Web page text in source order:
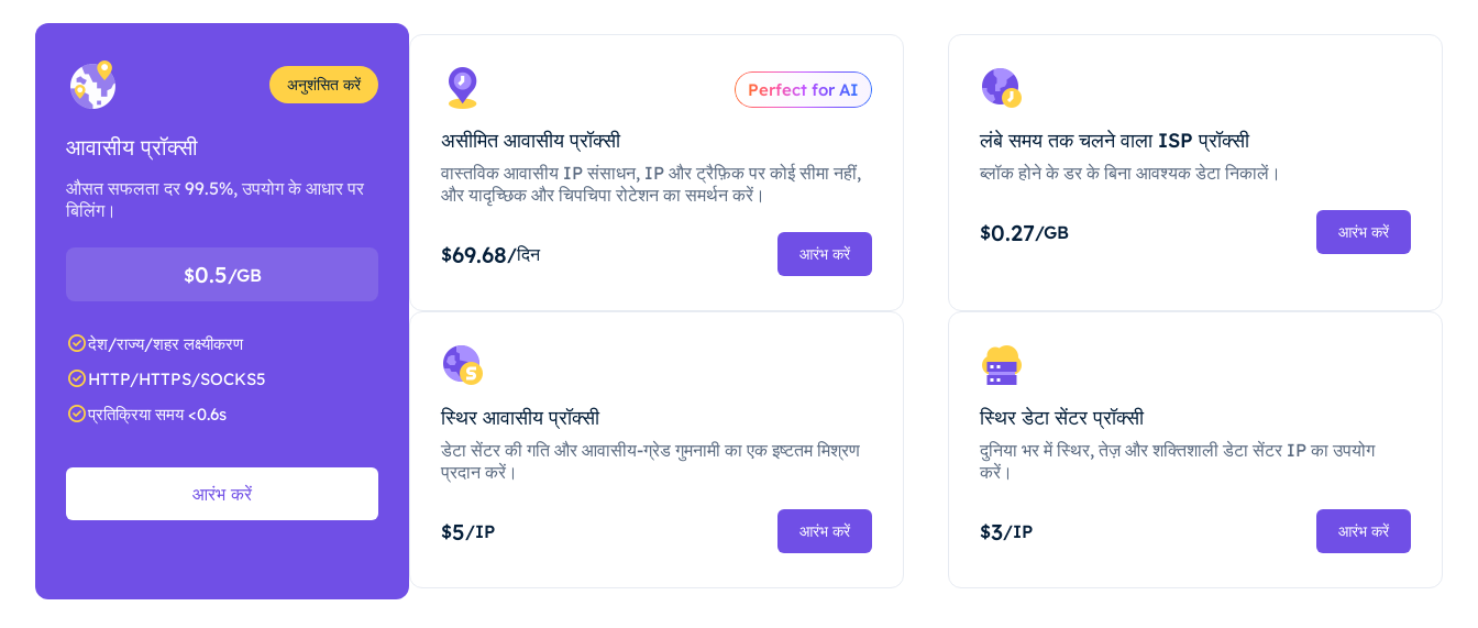
अनुशंसित करें
आवासीय प्रॉक्सी
औसत सफलता दर 99.5%, उपयोग के आधार पर
बिलिंग।
$0.5/GB
देश/राज्य/शहर लक्ष्यीकरण
HTTP/HTTPS/SOCKS5
प्रतिक्रिया समय <0.6s
आरंभ करें
Perfect for AI
असीमित आवासीय प्रॉक्सी
वास्तविक आवासीय IP संसाधन, IP और ट्रैफ़िक पर कोई सीमा नहीं,
और यादृच्छिक और चिपचिपा रोटेशन का समर्थन करें।
$69.68/दिन आरंभ करें
लंबे समय तक चलने वाला ISP प्रॉक्सी
ब्लॉक होने के डर के बिना आवश्यक डेटा निकालें।
$0.27/GB आरंभ करें
स्थिर आवासीय प्रॉक्सी
डेटा सेंटर की गति और आवासीय-ग्रेड गुमनामी का एक इष्टतम मिश्रण
प्रदान करें।
$5/IP आरंभ करें
स्थिर डेटा सेंटर प्रॉक्सी
दुनिया भर में स्थिर, तेज़ और शक्तिशाली डेटा सेंटर IP का उपयोग
करें।
$3/IP आरंभ करें